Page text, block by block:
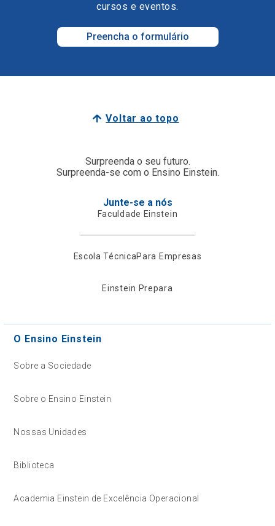
cursos e eventos.
Preencha o formulário
Voltar ao topo
Surpreenda o seu futuro.
Surpreenda-se com o Ensino Einstein.
Junte-se a nós
Faculdade Einstein
Escola TécnicaPara Empresas
Einstein Prepara
O Ensino Einstein
Sobre a Sociedade
Sobre o Ensino Einstein
Nossas Unidades
Biblioteca
Academia Einstein de Excelência Operacional